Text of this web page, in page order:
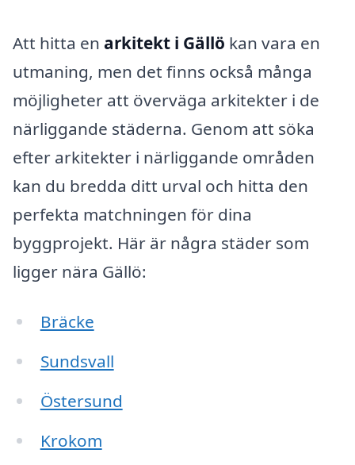
Att hitta en arkitekt i Gällö kan vara en
utmaning, men det finns också många
möjligheter att överväga arkitekter i de
närliggande städerna. Genom att söka
efter arkitekter i närliggande områden
kan du bredda ditt urval och hitta den
perfekta matchningen för dina
byggprojekt. Här är några städer som
ligger nära Gällö:
Bräcke
Sundsvall
Östersund
Krokom